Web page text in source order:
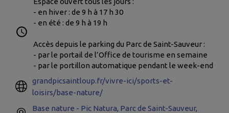
- en hiver : de 9 h à 17 h 30
- en été : de 9 h à 19 h
Accès depuis le parking du Parc de Saint-Sauveur :
- par le portail de l’Office de tourisme en semaine
- par le portillon automatique pendant le week-end
grandpicsaintloup.fr/vivre-ici/sports-et-
loisirs/base-nature/
Base nature - Pic Natura, Parc de Saint-Sauveur,